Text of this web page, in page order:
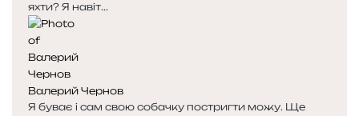
о
р
і
н
к
а
о
р
і
н
к
а
яхти? Я навіт...
Валерий Чернов
Я буває і сам свою собачку постригти можу. Ще